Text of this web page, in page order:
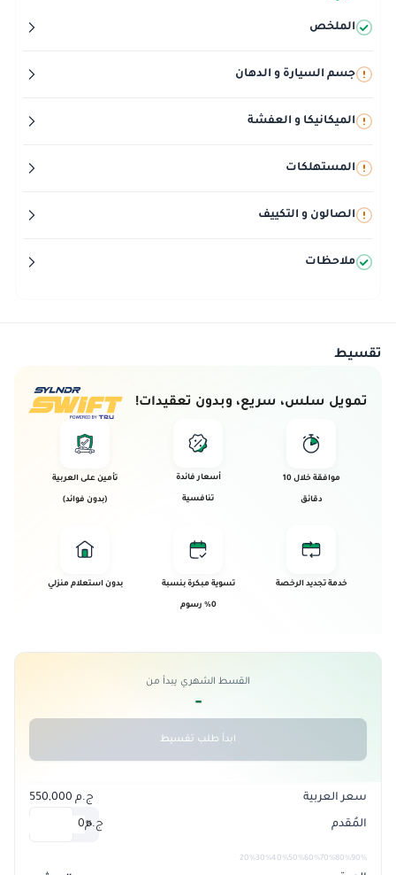
الملخص
جسم السيارة و الدهان
الميكانيكا و العفشة
المستهلكات
الصالون و التكييف
ملاحظات
تقسيط
تمويل سلس، سريع، وبدون تعقيدات!
موافقة خلال 10
دقائق
أسعار فائدة
تنافسية
تأمين على العربية
(بدون فوائد)
خدمة تجديد الرخصة تسوية مبكرة بنسبة
0% رسوم
بدون استعلام منزلي
القسط الشهري يبدأ من
-
ابدأ طلب تقسيط
سعر العربية ج.م 550,000
المُقدم 0%
ج.م
20% 30%40% 50%60%70%80%90%